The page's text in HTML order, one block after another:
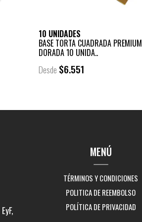
10 UNIDADES
BASE TORTA CUADRADA PREMIUM
DORADA 10 UNIDA..
Desde $6.551
MENÚ
TÉRMINOS Y CONDICIONES
POLITICA DE REEMBOLSO
POLÍTICA DE PRIVACIDAD